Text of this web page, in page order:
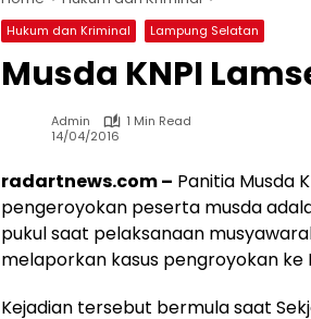
Hukum dan Kriminal Lampung Selatan
Musda KNPI
Admin
1 Min Read
14/04/2016
radartnews.com – Panitia Musda
pengeroyokan peserta musda
pukul saat pelaksanaan
melaporkan kasus pengroyokan ke
Kejadian tersebut bermula saat